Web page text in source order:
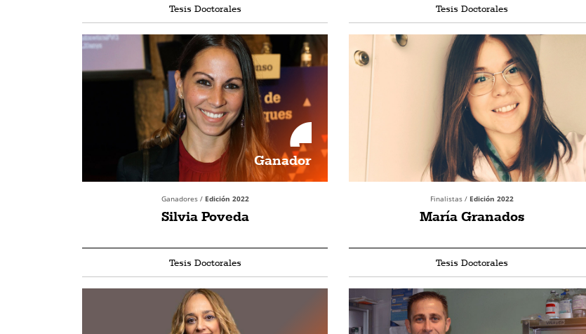
Tesis Doctorales
Ganador
Ganadores / Edición 2022
Silvia Poveda
Tesis Doctorales
Finalistas / Edición 2022
María Granados
Tesis Doctorales Tesis Doctorales